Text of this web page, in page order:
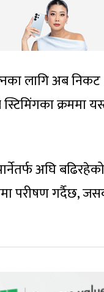
लागि अब निकट
क्रममा
अघि बढिरहेको
परीषण गर्दैछ,